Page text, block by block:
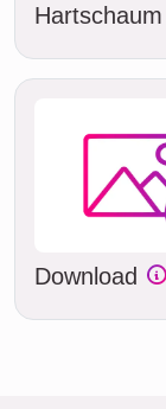
Hartschaum
Download